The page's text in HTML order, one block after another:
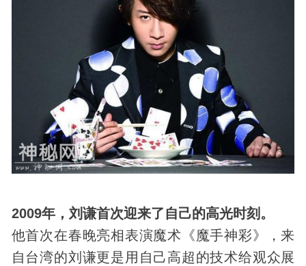
2009年，刘谦首次迎来了自己的高光时刻。
他首次在春晚亮相表演魔术《魔手神彩》，来
自台湾的刘谦更是用自己高超的技术给观众展